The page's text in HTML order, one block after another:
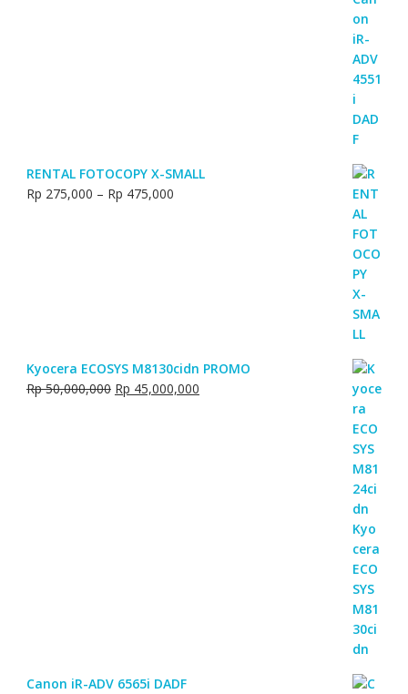
RENTAL FOTOCOPY X-SMALL
Rp 275,000 – Rp 475,000Price
Kyocera ECOSYS M8130cidn PROMO
Rp50,000,000 Original
Rp 45,000,000Current
Canon iR-ADV 6565i DADF